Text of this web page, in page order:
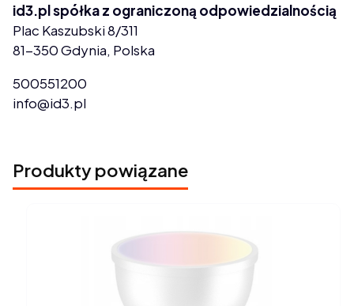
id3.pl spółka z ograniczoną odpowiedzialnością
Plac Kaszubski 8/311
81-350 Gdynia, Polska
500551200
info@id3.pl
Produkty powiązane